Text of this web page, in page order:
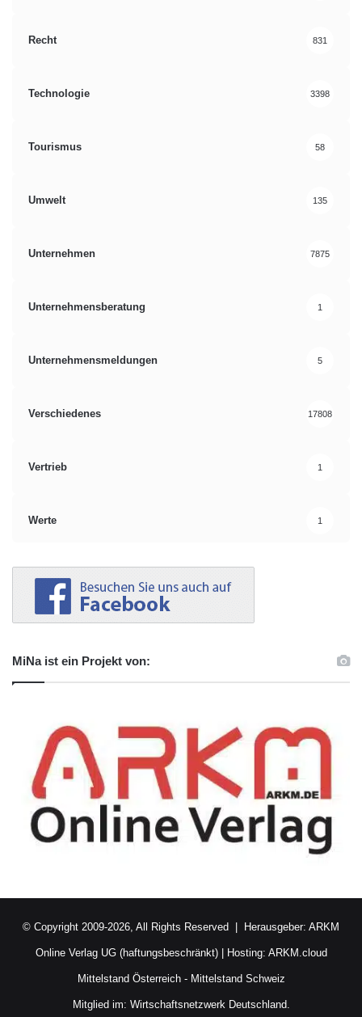
Recht 831
Technologie 3398
Tourismus 58
Umwelt 135
Unternehmen 7875
Unternehmensberatung 1
Unternehmensmeldungen 5
Verschiedenes 17808
Vertrieb 1
Werte 1
MiNa ist ein Projekt von:
© Copyright 2009-2026, All Rights Reserved | Herausgeber: ARKM
Online Verlag UG (haftungsbeschränkt)| Hosting: ARKM.cloud
Mittelstand Österreich- Mittelstand Schweiz
Mitglied im: Wirtschaftsnetzwerk Deutschland.